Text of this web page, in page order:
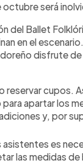
octubre será
del Ballet
en el
disfrute
cupos.
apartar los
y, por
es
las medidas